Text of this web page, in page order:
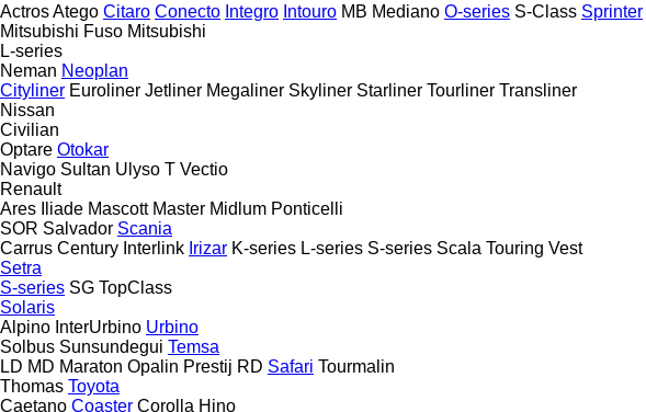
ActrosAtego Citaro Conecto Integro Intouro MB Mediano O-series S-Class Sprinter
Mitsubishi Fuso Mitsubishi
L-series
Neman Neoplan
Cityliner Euroliner Jetliner Megaliner Skyliner Starliner Tourliner Transliner
Nissan
Civilian
Optare Otokar
Navigo Sultan Ulyso T Vectio
Renault
Ares
Iliade Mascott Master Midlum Ponticelli
SOR Salvador Scania
Carrus Century Interlink Irizar K-series L-series S-series Scala Touring Vest
Setra
S-series SG TopClass
Solaris
Alpino InterUrbino Urbino
Solbus Sunsundegui Temsa
LD MD Maraton Opalin Prestij RD Safari Tourmalin
Thomas Toyota
Caetano Coaster Corolla Hino